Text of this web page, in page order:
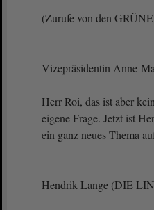
(Zurufe von den
Vizepräsidentin Anne-
Herr Roi, das ist aber
eigene Frage. Jetzt ist
ein ganz neues Thema
Hendrik Lange (DIE